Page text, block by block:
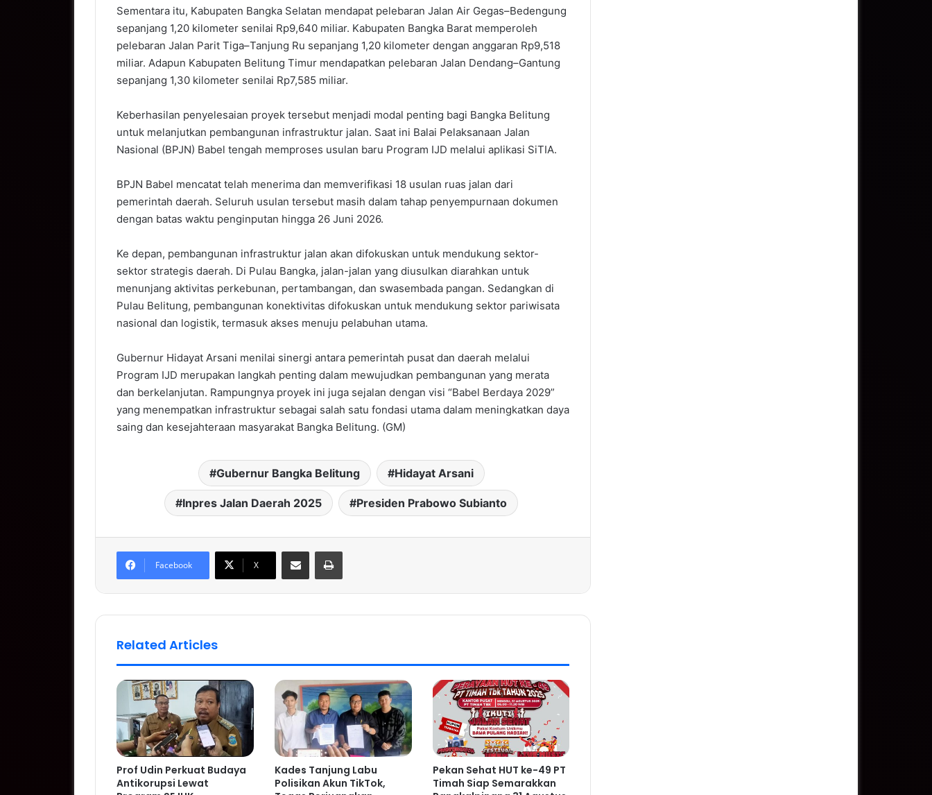
Sementara itu, Kabupaten Bangka Selatan mendapat pelebaran Jalan Air Gegas–Bedengung
sepanjang 1,20 kilometer senilai Rp9,640 miliar. Kabupaten Bangka Barat memperoleh
pelebaran Jalan Parit Tiga–Tanjung Ru sepanjang 1,20 kilometer dengan anggaran Rp9,518
miliar. Adapun Kabupaten Belitung Timur mendapatkan pelebaran Jalan Dendang–Gantung
sepanjang 1,30 kilometer senilai Rp7,585 miliar.
Keberhasilan penyelesaian proyek tersebut menjadi modal penting bagi Bangka Belitung
untuk melanjutkan pembangunan infrastruktur jalan. Saat ini Balai Pelaksanaan Jalan
Nasional (BPJN) Babel tengah memproses usulan baru Program IJD melalui aplikasi SiTIA.
BPJN Babel mencatat telah menerima dan memverifikasi 18 usulan ruas jalan dari
pemerintah daerah. Seluruh usulan tersebut masih dalam tahap penyempurnaan dokumen
dengan batas waktu penginputan hingga 26 Juni 2026.
Ke depan, pembangunan infrastruktur jalan akan difokuskan untuk mendukung sektor-
sektor strategis daerah. Di Pulau Bangka, jalan-jalan yang diusulkan diarahkan untuk
menunjang aktivitas perkebunan, pertambangan, dan swasembada pangan. Sedangkan di
Pulau Belitung, pembangunan konektivitas difokuskan untuk mendukung sektor pariwisata
nasional dan logistik, termasuk akses menuju pelabuhan utama.
Gubernur Hidayat Arsani menilai sinergi antara pemerintah pusat dan daerah melalui
Program IJD merupakan langkah penting dalam mewujudkan pembangunan yang merata
dan berkelanjutan. Rampungnya proyek ini juga sejalan dengan visi “Babel Berdaya 2029”
yang menempatkan infrastruktur sebagai salah satu fondasi utama dalam meningkatkan daya
saing dan kesejahteraan masyarakat Bangka Belitung. (GM)
Gubernur Bangka Belitung Hidayat Arsani
Inpres Jalan Daerah 2025 Presiden Prabowo Subianto
Facebook X
Share via Email Print
Related Articles
Prof Udin Perkuat Budaya
Antikorupsi Lewat
Kades Tanjung Labu
Polisikan Akun TikTok,
Pekan Sehat HUT ke-49 PT
Timah Siap Semarakkan